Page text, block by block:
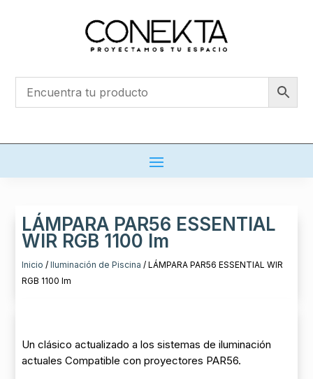
LÁMPARA PAR56 ESSENTIAL
WIR RGB 1100 lm
Inicio /Iluminación de Piscina / LÁMPARA PAR56 ESSENTIAL WIR
RGB 1100 lm
Un clásico actualizado a los sistemas de iluminación
actuales Compatible con proyectores PAR56.